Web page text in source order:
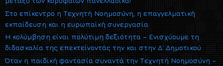
Στο επίκεντρο η Τεχνητή Νοημοσύνη, η επαγγελματική
εκπαίδευση και η ευρωπαϊκή συνεργασία
Η κολύμβηση είναι πολύτιμη δεξιότητα – Ενισχύουμε τη
διδασκαλία της επεκτείνοντάς την και στην Δ΄ Δημοτικού
Όταν η παιδική φαντασία συναντά την Τεχνητή Νοημοσύνη –